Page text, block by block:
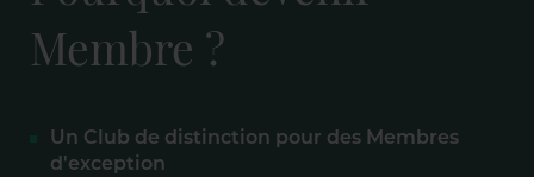
Membre ?
Un Club de distinction pour des Membres
d'exception